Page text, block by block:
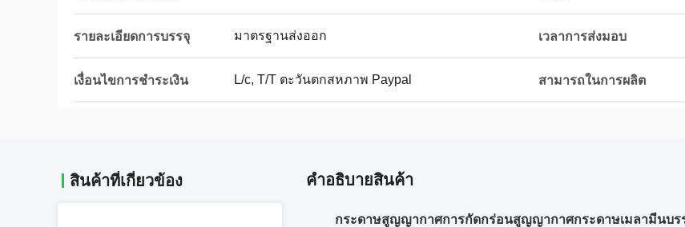
รายละเอียดการบรรจุ มาตรฐานส่งออก เวลาการส่งมอบ
เงื่อนไขการชำระเงิน L/c, T/T ตะวันตกสหภาพ Paypal สามารถในการผลิต
สินค้าที่เกี่ยวข้อง คําอธิบายสินค้า
กระดาษสูญญากาศการกัดกร่อนสูญญากาศกระดาษเมลามีนบร